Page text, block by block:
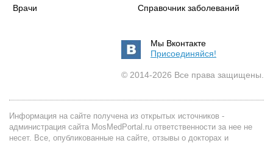
Врачи
Справочник заболеваний
Мы Вконтакте
Присоединяйся!
© 2014-2026 Все права защищены.
Информация на сайте получена из открытых источников -
администрация сайта MosMedPortal.ru ответственности за нее не
несет. Все, опубликованные на сайте, отзывы о докторах и